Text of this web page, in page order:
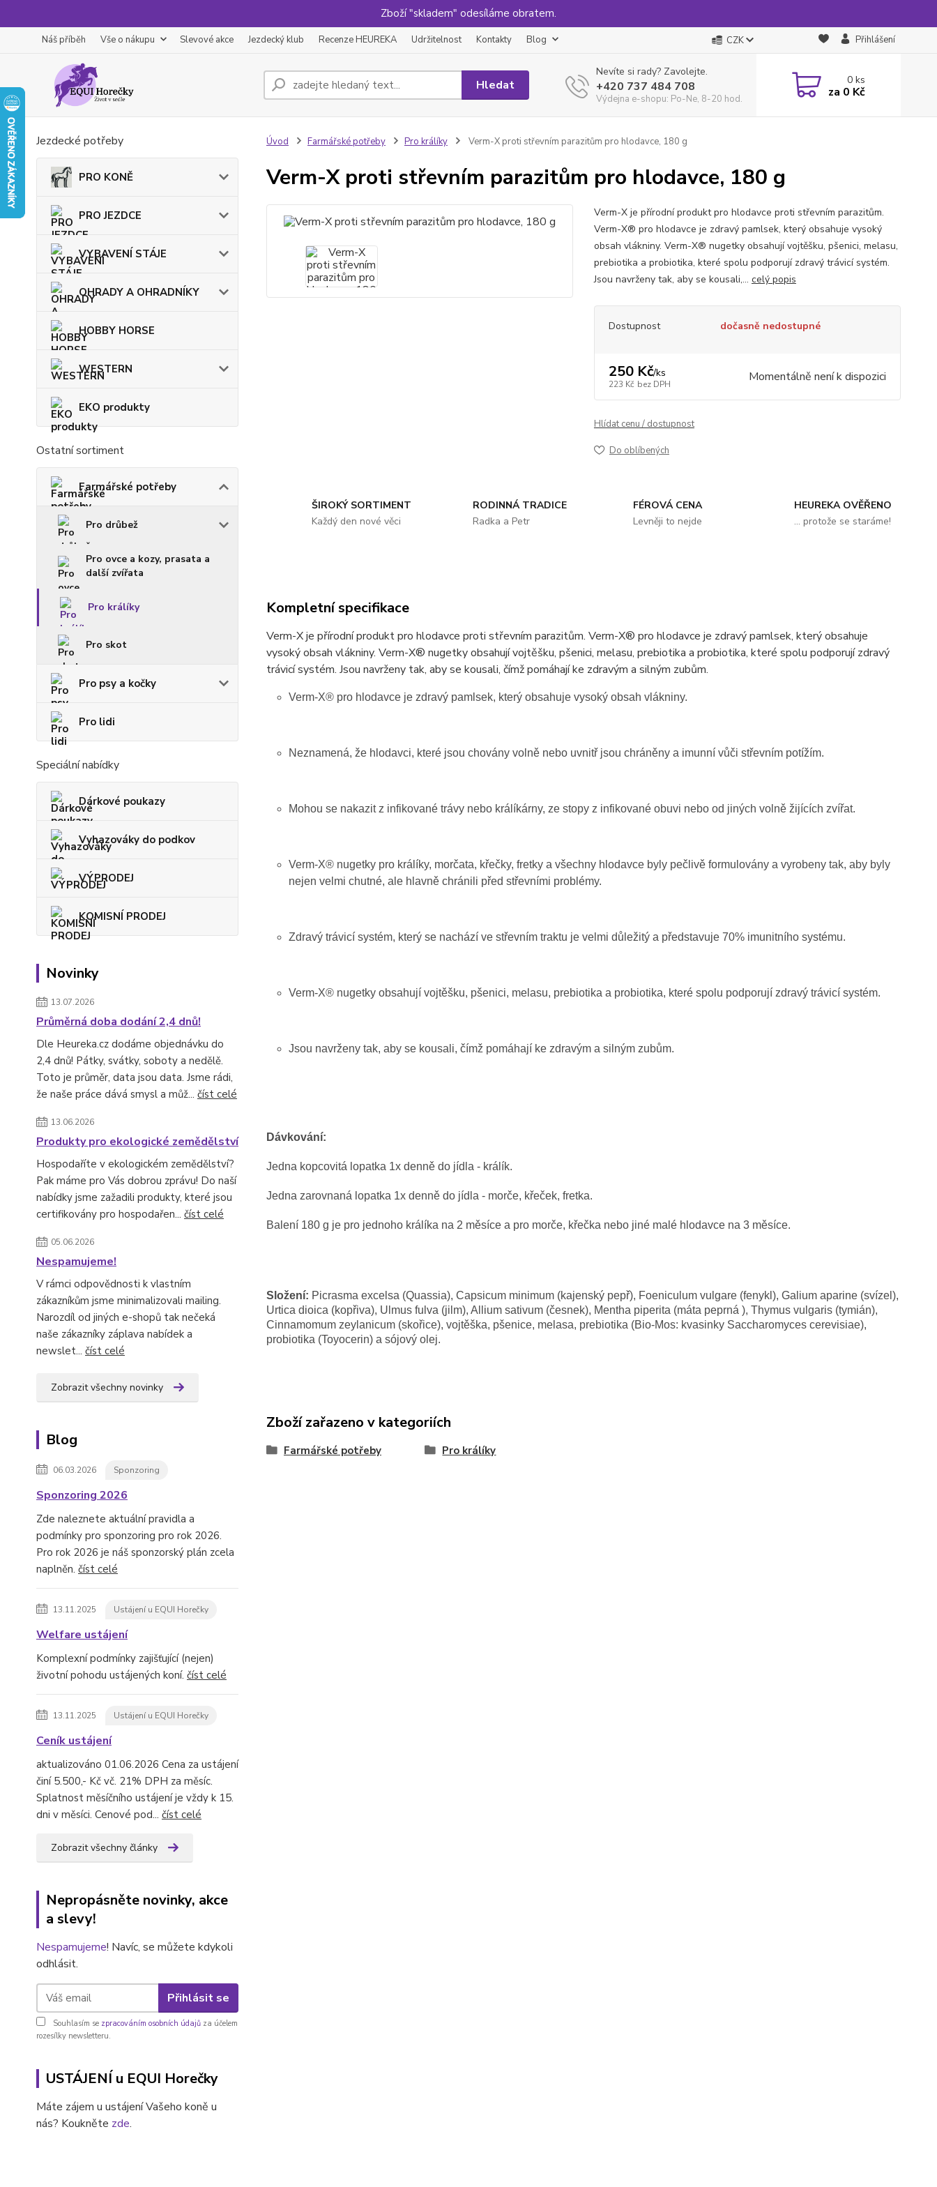
Zboží "skladem" odesíláme obratem.
Náš příběh Vše o nákupu Slevové akce Jezdecký klub Recenze HEUREKA Udržitelnost Kontakty Blog CZK Přihlášení
Hledat
Nevíte si rady? Zavolejte.
+420 737 484 708
Výdejna e-shopu: Po-Ne, 8-20 hod.
0ks
za 0 Kč
Jezdecké potřeby
PRO KONĚ
PRO JEZDCE
VYBAVENÍ STÁJE
OHRADY A OHRADNÍKY
HOBBY HORSE
WESTERN
EKO produkty
Ostatní sortiment
Farmářské potřeby
Pro drůbež
Pro ovce a kozy, prasata a
další zvířata
Pro králíky
Pro skot
Pro psy a kočky
Pro lidi
Speciální nabídky
Dárkové poukazy
Vyhazováky do podkov
VÝPRODEJ
KOMISNÍ PRODEJ
Novinky
13.07.2026
Průměrná doba dodání 2,4 dnů!
Dle Heureka.cz dodáme objednávku do
2,4 dnů! Pátky, svátky, soboty a nedělě.
Toto je průměr, data jsou data. Jsme rádi,
že naše práce dává smysl a můž... číst celé
13.06.2026
Produkty pro ekologické zemědělství
Hospodaříte v ekologickém zemědělství?
Pak máme pro Vás dobrou zprávu! Do naší
nabídky jsme zažadili produkty, které jsou
certifikovány pro hospodařen... číst celé
05.06.2026
Nespamujeme!
V rámci odpovědnosti k vlastním
zákazníkům jsme minimalizovali mailing.
Narozdíl od jiných e-shopů tak nečeká
naše zákazníky záplava nabídek a
newslet... číst celé
Zobrazit všechny novinky
Blog
06.03.2026 Sponzoring
Sponzoring 2026
Zde naleznete aktuální pravidla a
podmínky pro sponzoring pro rok 2026.
Pro rok 2026 je náš sponzorský plán zcela
naplněn. číst celé
13.11.2025 Ustájení u EQUI Horečky
Welfare ustájení
Komplexní podmínky zajišťující (nejen)
životní pohodu ustájených koní. číst celé
13.11.2025 Ustájení u EQUI Horečky
Ceník ustájení
aktualizováno 01.06.2026 Cena za ustájení
činí 5.500,- Kč vč. 21% DPH za měsíc.
Splatnost měsíčního ustájení je vždy k 15.
dni v měsíci. Cenové pod... číst celé
Zobrazit všechny články
Nepropásněte novinky, akce
a slevy!
Nespamujeme! Navíc, se můžete kdykoli
odhlásit.
Přihlásit se
Souhlasím se zpracováním osobních údajů za účelem
rozesílky newsletteru.
USTÁJENÍ u EQUI Horečky
Máte zájem u ustájení Vašeho koně u
nás? Koukněte zde.
Úvod Farmářské potřeby Pro králíky Verm-X proti střevním parazitům pro hlodavce, 180 g
Verm-X proti střevním parazitům pro hlodavce, 180 g
Verm-X je přírodní produkt pro hlodavce proti střevním parazitům.
Verm-X® pro hlodavce je zdravý pamlsek, který obsahuje vysoký
obsah vlákniny. Verm-X® nugetky obsahují vojtěšku, pšenici, melasu,
prebiotika a probiotika, které spolu podporují zdravý trávicí systém.
Jsou navrženy tak, aby se kousali,... celý popis
Dostupnost dočasně nedostupné
250 Kč/ks
223 Kč bez DPH Momentálně není k dispozici
Hlídat cenu / dostupnost
Do oblíbených
ŠIROKÝ SORTIMENT
Každý den nové věci
RODINNÁ TRADICE
Radka a Petr
FÉROVÁ CENA
Levněji to nejde
HEUREKA OVĚŘENO
... protože se staráme!
Kompletní specifikace
Verm-X je přírodní produkt pro hlodavce proti střevním parazitům. Verm-X® pro hlodavce je zdravý pamlsek, který obsahuje
vysoký obsah vlákniny. Verm-X® nugetky obsahují vojtěšku, pšenici, melasu, prebiotika a probiotika, které spolu podporují zdravý
trávicí systém. Jsou navrženy tak, aby se kousali, čímž pomáhají ke zdravým a silným zubům.
Verm-X® pro hlodavce je zdravý pamlsek, který obsahuje vysoký obsah vlákniny.
Neznamená, že hlodavci, které jsou chovány volně nebo uvnitř jsou chráněny a imunní vůči střevním potížím.
Mohou se nakazit z infikované trávy nebo králíkárny, ze stopy z infikované obuvi nebo od jiných volně žijících zvířat.
Verm-X® nugetky pro králíky, morčata, křečky, fretky a všechny hlodavce byly pečlivě formulovány a vyrobeny tak, aby byly
nejen velmi chutné, ale hlavně chránili před střevními problémy.
Zdravý trávicí systém, který se nachází ve střevním traktu je velmi důležitý a představuje 70% imunitního systému.
Verm-X® nugetky obsahují vojtěšku, pšenici, melasu, prebiotika a probiotika, které spolu podporují zdravý trávicí systém.
Jsou navrženy tak, aby se kousali, čímž pomáhají ke zdravým a silným zubům.
Dávkování:
Jedna kopcovitá lopatka 1x denně do jídla - králík.
Jedna zarovnaná lopatka 1x denně do jídla - morče, křeček, fretka.
Balení 180 g je pro jednoho králíka na 2 měsíce a pro morče, křečka nebo jiné malé hlodavce na 3 měsíce.
Složení: Picrasma excelsa (Quassia), Capsicum minimum (kajenský pepř), Foeniculum vulgare (fenykl), Galium aparine (svízel),
Urtica dioica (kopřiva), Ulmus fulva (jilm), Allium sativum (česnek), Mentha piperita (máta peprná ), Thymus vulgaris (tymián),
Cinnamomum zeylanicum (skořice), vojtěška, pšenice, melasa, prebiotika (Bio-Mos: kvasinky Saccharomyces cerevisiae),
probiotika (Toyocerin) a sójový olej.
Zboží zařazeno v kategoriích
Farmářské potřeby Pro králíky